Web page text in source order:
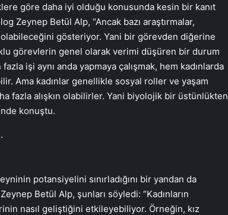
göre daha iyi olduğu konusunda kesin bir kanıt
Zeynep Betül Alp, “Ancak bazı araştırmalar,
gösteriyor. Yani bir görevden diğerine
görevlerin genel olarak verimi düşüren bir durum
işi aynı anda yapmaya çalışmak, hem kadınlarda
Ama kadınlar genellikle sosyal roller ve yaşam
fazla alışkın olabilirler. Yani biyolojik bir üstünlükten
konuştu.
potansiyelini sınırladığını bir yandan da
Betül Alp, şunları söyledi: “Kadınların
nasıl geliştiğini etkileyebiliyor. Örneğin, kız